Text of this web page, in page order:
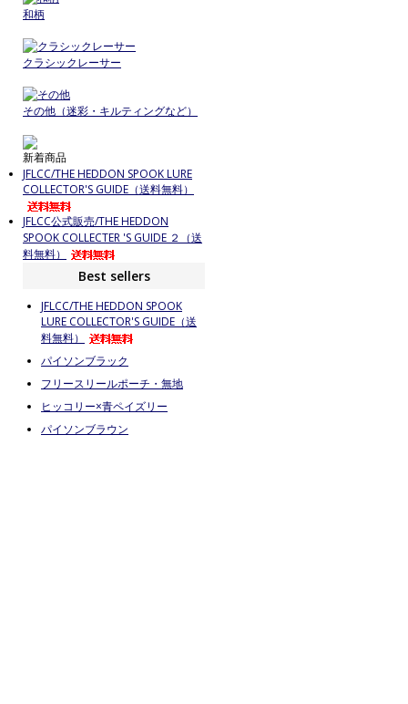
和柄
クラシックレーサー
その他（迷彩・キルティングなど）
新着商品
JFLCC/THE HEDDON SPOOK LURE
COLLECTOR'S GUIDE（送料無料）
JFLCC公式販売/THE HEDDON
SPOOK COLLECTER 'S GUIDE ２（送
料無料）
Best sellers
JFLCC/THE HEDDON SPOOK
LURE COLLECTOR'S GUIDE（送
料無料）
パイソンブラック
フリースリールポーチ・無地
ヒッコリー×青ペイズリー
パイソンブラウン